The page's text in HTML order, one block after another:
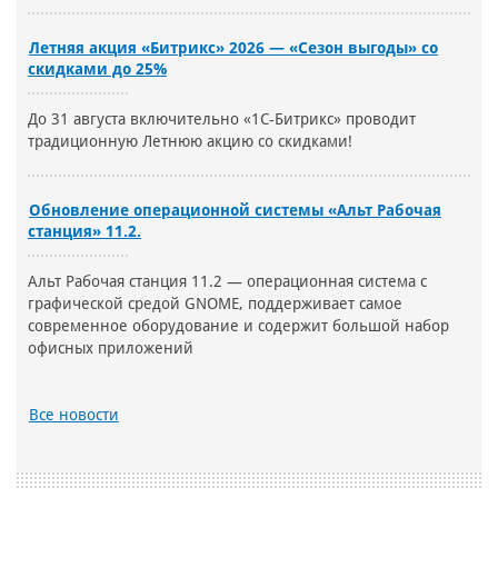
Летняя акция «Битрикс» 2026 — «Сезон выгоды» со
скидками до 25%
До 31 августа включительно «1С-Битрикс» проводит
традиционную Летнюю акцию со скидками!
Обновление операционной системы «Альт Рабочая
станция» 11.2.
Альт Рабочая станция 11.2 — операционная система с
графической средой GNOME, поддерживает самое
современное оборудование и содержит большой набор
офисных приложений
Все новости